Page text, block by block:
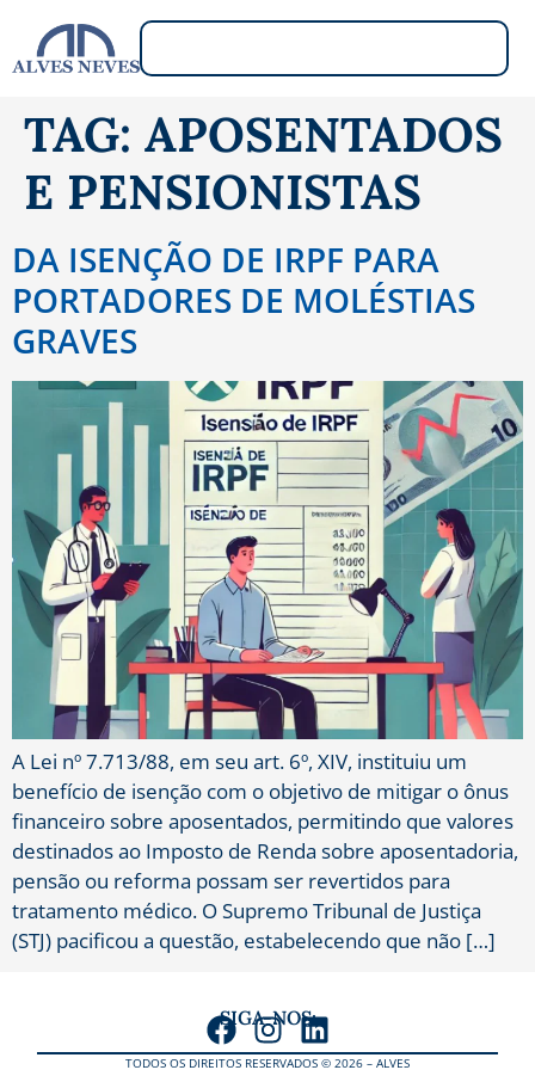
TAG: APOSENTADOS
E PENSIONISTAS
DA ISENÇÃO DE IRPF PARA
PORTADORES DE MOLÉSTIAS
GRAVES
A Lei nº 7.713/88, em seu art. 6º, XIV, instituiu um
benefício de isenção com o objetivo de mitigar o ônus
financeiro sobre aposentados, permitindo que valores
destinados ao Imposto de Renda sobre aposentadoria,
pensão ou reforma possam ser revertidos para
tratamento médico. O Supremo Tribunal de Justiça
(STJ) pacificou a questão, estabelecendo que não […]
SIGA-NOS:
TODOS OS DIREITOS RESERVADOS © 2026 – ALVES